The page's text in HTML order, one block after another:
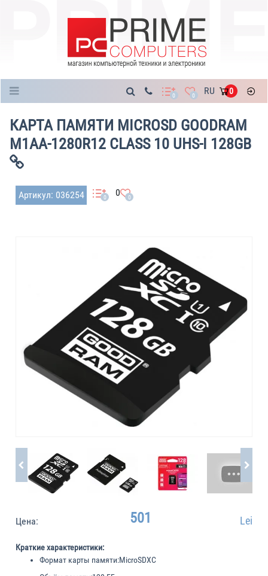
0 0 RU 0
КАРТА ПАМЯТИ MICROSD GOODRAM
M1AA-1280R12 CLASS 10 UHS-I 128GB
Артикул: 036254 0 0 0
Цена: 501 Lei
Краткие характеристики:
Формат карты памяти:MicroSDXC